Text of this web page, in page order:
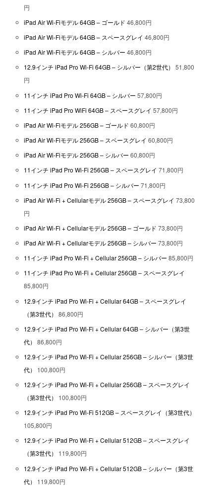
円
iPad Air Wi-Fiモデル 64GB – ゴールド46,800円
iPad Air Wi-Fiモデル 64GB – スペースグレイ46,800円
iPad Air Wi-Fiモデル 64GB – シルバー46,800円
12.9インチ iPad Pro Wi-Fi 64GB – シルバー（第2世代）51,800
円
11インチ iPad Pro Wi-Fi 64GB – シルバー57,800円
11インチ iPad Pro WiFi 64GB – スペースグレイ57,800円
iPad Air Wi-Fiモデル 256GB – ゴールド60,800円
iPad Air Wi-Fiモデル 256GB – スペースグレイ60,800円
iPad Air Wi-Fiモデル 256GB – シルバー60,800円
11インチ iPad Pro Wi-Fi 256GB – スペースグレイ71,800円
11インチ iPad Pro Wi-Fi 256GB – シルバー71,800円
iPad Air Wi-Fi + Cellularモデル 256GB – スペースグレイ 73,800
円
iPad Air Wi-Fi + Cellularモデル 256GB – ゴールド 73,800円
iPad Air Wi-Fi + Cellularモデル 256GB – シルバー 73,800円
11インチ iPad Pro Wi-Fi + Cellular 256GB – シルバー85,800円
11インチ iPad Pro Wi-Fi + Cellular 256GB – スペースグレイ
85,800円
12.9インチ iPad Pro Wi-Fi + Cellular 64GB – スペースグレイ
（第3世代）86,800円
12.9インチ iPad Pro Wi-Fi + Cellular 64GB – シルバー（第3世
代）86,800円
12.9インチ iPad Pro Wi-Fi + Cellular 256GB – シルバー（第3世
代） 100,800円
12.9インチ iPad Pro Wi-Fi + Cellular 256GB – スペースグレイ
（第3世代） 100,800円
12.9インチ iPad Pro Wi-Fi 512GB – スペースグレイ（第3世代）
105,800円
12.9インチ iPad Pro Wi-Fi + Cellular 512GB – スペースグレイ
（第3世代） 119,800円
12.9インチ iPad Pro Wi-Fi + Cellular 512GB – シルバー（第3世
代） 119,800円